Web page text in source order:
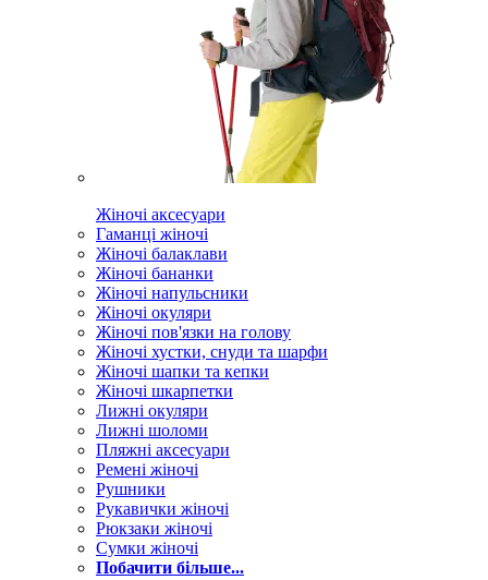
Жіночі аксесуари
Гаманці жіночі
Жіночі балаклави
Жіночі бананки
Жіночі напульсники
Жіночі окуляри
Жіночі пов'язки на голову
Жіночі хустки, снуди та шарфи
Жіночі шапки та кепки
Жіночі шкарпетки
Лижні окуляри
Лижні шоломи
Пляжні аксесуари
Ремені жіночі
Рушники
Рукавички жіночі
Рюкзаки жіночі
Сумки жіночі
Побачити більше...